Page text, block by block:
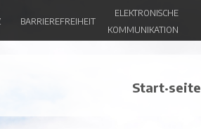
BARRIEREFREIHEIT
ELEKTRONISCHE
KOMMUNIKATION
Start·seite